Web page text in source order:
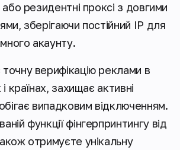
або резидентні проксі з довгими
зберігаючи постійний IP для
акаунту.
верифікацію реклами в
і країнах, захищає активні
випадковим відключенням.
функції фінгерпринтингу від
отримуєте унікальну